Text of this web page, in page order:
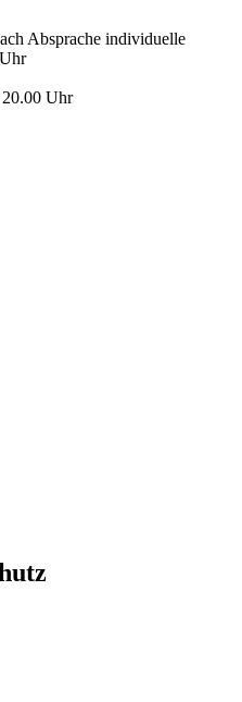
Absprache individuelle
Uhr